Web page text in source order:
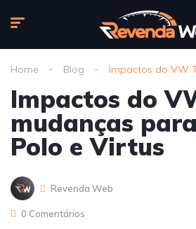
Home Blog Impactos do VW
Impactos do
mudanças
Polo e Virtus
Revenda Web
0 Comentários